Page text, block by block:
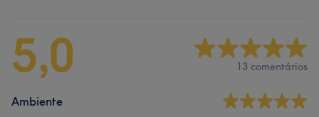
5,0 13 comentários
Ambiente